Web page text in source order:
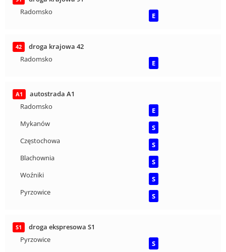
Radomsko
E
42
droga krajowa 42
Radomsko
E
A1
autostrada A1
Radomsko
E
Mykanów
S
Częstochowa
S
Blachownia
S
Woźniki
S
Pyrzowice
S
S1
droga ekspresowa S1
Pyrzowice
S